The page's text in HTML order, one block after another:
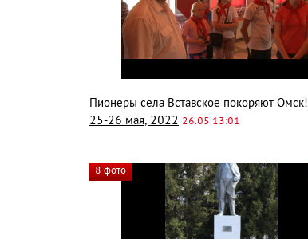
Пионеры села Вставское покоряют Омск!
25-26 мая, 2022 26.05 13:01
8 фото